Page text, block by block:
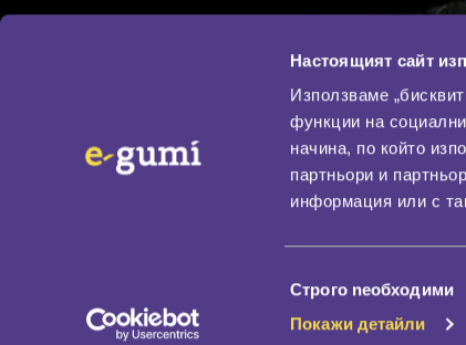
Настоящият сайт
Използваме
функции на
начина, по който
партньори и
информация или с
на
съгласие
Строго nеобходими
Покажи детайли
По бранд
Промотирани гуми
Доставка и плащане
Политика за